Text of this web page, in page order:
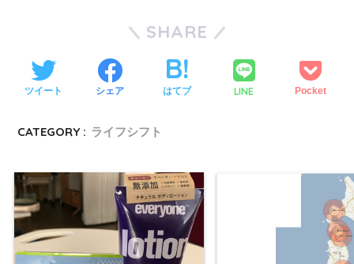
SHARE
ツイート シェア はてブ LINE Pocket
CATEGORY : ライフシフト